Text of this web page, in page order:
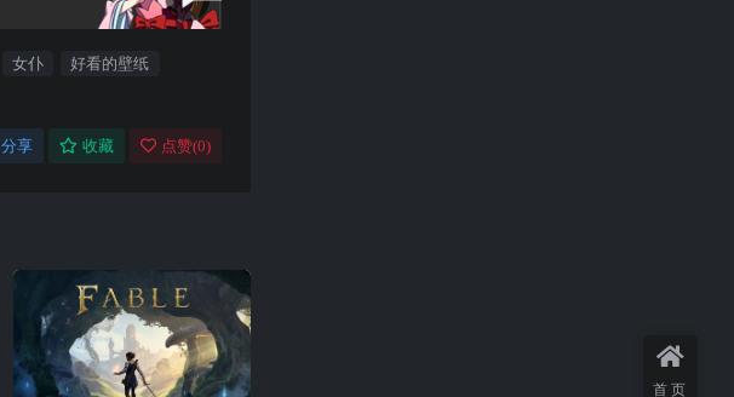
女仆
好看的壁纸
分享 收藏 点赞(0)
首页